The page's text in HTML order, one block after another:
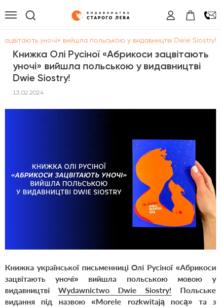
уночі» вийшла польською у видавництві Dwie Siostry!
Книжка Олі Русіної «Абрикоси зацвітають
уночі» вийшла польською у видавництві
Dwie Siostry!
13.02.2024
Книжка української письменниці Олі Русіної «Абрикоси
зацвітають уночі» вийшла польською мовою у
видавництві Wydawnictwo Dwie Siostry! Польське
видання під назвою «Morele rozkwitają nocą» та з